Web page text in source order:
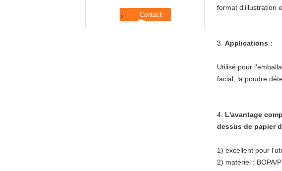
format d'illustration
3. Applications :
Utilisé pour
facial, la poudre
4. L'avantage
dessus de papier
1) excellent pour
2) matériel : BOPA/